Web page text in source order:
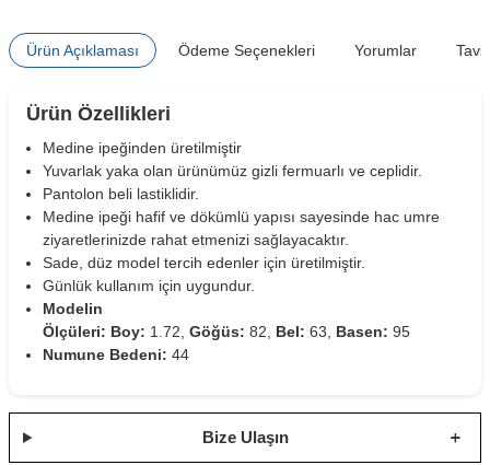
Ürün Açıklaması Ödeme Seçenekleri Yorumlar
Ürün Özellikleri
Medine ipeğinden üretilmiştir
Yuvarlak yaka olan ürünümüz gizli fermuarlı ve ceplidir.
Pantolon beli lastiklidir.
Medine ipeği hafif ve dökümlü yapısı sayesinde hac umre
ziyaretlerinizde rahat etmenizi sağlayacaktır.
Sade, düz model tercih edenler için üretilmiştir.
Günlük kullanım için uygundur.
Modelin
Ölçüleri: Boy: 1.72, Göğüs: 82, Bel: 63, Basen: 95
Numune Bedeni: 44
Bize Ulaşın